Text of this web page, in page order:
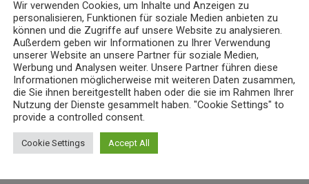
koveb erweitert
NEWS
Niedrigwasser belastet Gewässer
Koblenz
today 7. AUGUST 2026
Wir verwenden Cookies, um Inhalte und Anzeigen zu
personalisieren, Funktionen für soziale Medien anbieten zu
können und die Zugriffe auf unsere Website zu analysieren.
Außerdem geben wir Informationen zu Ihrer Verwendung
unserer Website an unsere Partner für soziale Medien,
Werbung und Analysen weiter. Unsere Partner führen diese
Informationen möglicherweise mit weiteren Daten zusammen,
die Sie ihnen bereitgestellt haben oder die sie im Rahmen Ihrer
Nutzung der Dienste gesammelt haben. "Cookie Settings" to
provide a controlled consent.
Cookie Settings Accept All